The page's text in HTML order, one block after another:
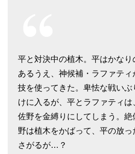
平と対決中の植木。平はかな
あるうえ、神候補・ラファティ
技を使ってきた。卑怯な戦い
けに入るが、平とラファティ
佐野を金縛りにしてしまう。
野は植木をかばって、平の放
さがるが…？